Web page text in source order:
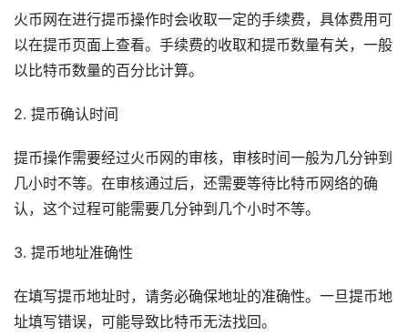
火币网在进行提币操作时会收取一定的手续费，具体费用可
以在提币页面上查看。手续费的收取和提币数量有关，一般
以比特币数量的百分比计算。
2. 提币确认时间
提币操作需要经过火币网的审核，审核时间一般为几分钟到
几小时不等。在审核通过后，还需要等待比特币网络的确
认，这个过程可能需要几分钟到几个小时不等。
3. 提币地址准确性
在填写提币地址时，请务必确保地址的准确性。一旦提币地
址填写错误，可能导致比特币无法找回。